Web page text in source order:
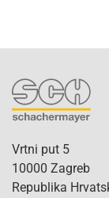
Vrtni put 5
10000 Zagreb
Republika